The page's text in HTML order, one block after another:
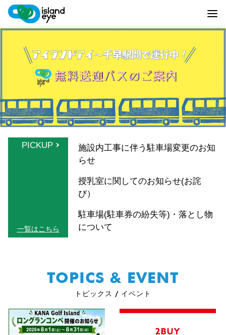
PICKUP
一覧はこちら
施設内工事に伴う駐車場変更のお知
らせ
授乳室に関してのお知らせ(お詫
び）
駐車場(駐車券の紛失等)・落とし物
について
TOPICS & EVENT
トピックス / イベント